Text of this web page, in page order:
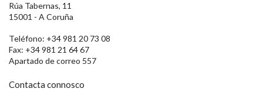
Rúa Tabernas, 11
15001 - A Coruña
Teléfono: +34 981 20 73 08
Fax: +34 981 21 64 67
Apartado de correo 557
Contacta connosco